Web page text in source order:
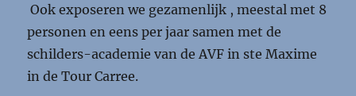
Ook exposeren we gezamenlijk , meestal met 8
personen en eens per jaar samen met de
schilders-academie van de AVF in ste Maxime
in de Tour Carree.